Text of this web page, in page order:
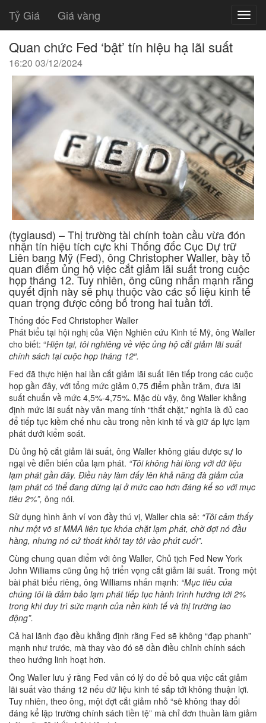
Tỷ Giá Giá vàng
Quan chức Fed ‘bật’ tín hiệu hạ lãi suất
16:20 03/12/2024
(tygiausd) – Thị trường tài chính toàn cầu vừa đón
nhận tín hiệu tích cực khi Thống đốc Cục Dự trữ
Liên bang Mỹ (Fed), ông Christopher Waller, bày tỏ
quan điểm ủng hộ việc cắt giảm lãi suất trong cuộc
họp tháng 12. Tuy nhiên, ông cũng nhấn mạnh rằng
quyết định này sẽ phụ thuộc vào các số liệu kinh tế
quan trọng được công bố trong hai tuần tới.
Thống đốc Fed Christopher Waller
Phát biểu tại hội nghị của Viện Nghiên cứu Kinh tế Mỹ, ông Waller
cho biết: “Hiện tại, tôi nghiêng về việc ủng hộ cắt giảm lãi suất
chính sách tại cuộc họp tháng 12″.
Fed đã thực hiện hai lần cắt giảm lãi suất liên tiếp trong các cuộc
họp gần đây, với tổng mức giảm 0,75 điểm phần trăm, đưa lãi
suất chuẩn về mức 4,5%-4,75%. Mặc dù vậy, ông Waller khẳng
định mức lãi suất này vẫn mang tính “thắt chặt,” nghĩa là đủ cao
để tiếp tục kiềm chế nhu cầu trong nền kinh tế và giữ áp lực lạm
phát dưới kiểm soát.
Dù ủng hộ cắt giảm lãi suất, ông Waller không giấu được sự lo
ngại về diễn biến của lạm phát. “Tôi không hài lòng với dữ liệu
lạm phát gần đây. Điều này làm dấy lên khả năng đà giảm của
lạm phát có thể đang dừng lại ở mức cao hơn đáng kể so với mục
tiêu 2%”, ông nói.
Sử dụng hình ảnh ví von đầy thú vị, Waller chia sẻ: “Tôi cảm thấy
như một võ sĩ MMA liên tục khóa chặt lạm phát, chờ đợi nó đầu
hàng, nhưng nó cứ thoát khỏi tay tôi vào phút cuối”.
Cùng chung quan điểm với ông Waller, Chủ tịch Fed New York
John Williams cũng ủng hộ triển vọng cắt giảm lãi suất. Trong một
bài phát biểu riêng, ông Williams nhấn mạnh: “Mục tiêu của
chúng tôi là đảm bảo lạm phát tiếp tục hành trình hướng tới 2%
trong khi duy trì sức mạnh của nền kinh tế và thị trường lao
động”.
Cả hai lãnh đạo đều khẳng định rằng Fed sẽ không “đạp phanh”
mạnh như trước, mà thay vào đó sẽ dần điều chỉnh chính sách
theo hướng linh hoạt hơn.
Ông Waller lưu ý rằng Fed vẫn có lý do để bỏ qua việc cắt giảm
lãi suất vào tháng 12 nếu dữ liệu kinh tế sắp tới không thuận lợi.
Tuy nhiên, theo ông, một đợt cắt giảm nhỏ “sẽ không thay đổi
đáng kể lập trường chính sách tiền tệ” mà chỉ đơn thuần làm giảm